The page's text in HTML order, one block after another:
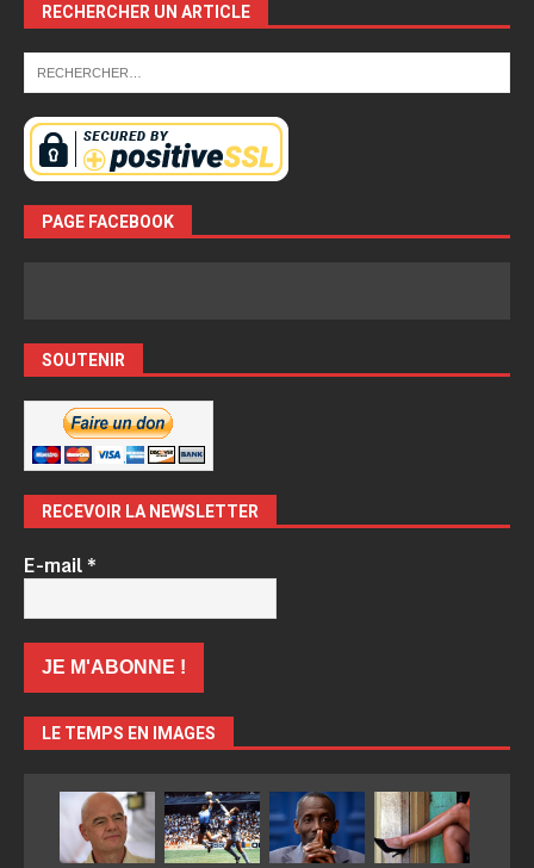
RECHERCHER UN ARTICLE
PAGE FACEBOOK
SOUTENIR
RECEVOIR LA NEWSLETTER
E-mail*
LE TEMPS EN IMAGES